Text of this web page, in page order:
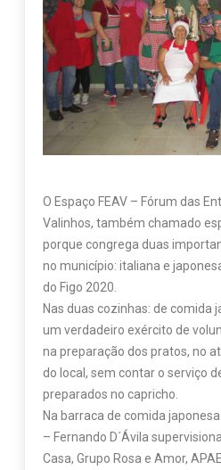
O Espaço FEAV – Fórum das
Valinhos, também chamado
porque congrega duas
no município: italiana e
do Figo 2020.
Nas duas cozinhas: de comida
um verdadeiro exército de
na preparação dos pratos, no
do local, sem contar o serviço
preparados no capricho.
Na barraca de comida
– Fernando D´Ávila
Casa, Grupo Rosa e Amor,